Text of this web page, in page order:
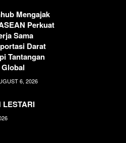
Mengajak
Perkuat
Sama
Darat
Tantangan
Global
6, 2026
LESTARI